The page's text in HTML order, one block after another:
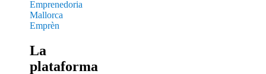
Emprenedoria
Mallorca
Emprèn
La
plataforma